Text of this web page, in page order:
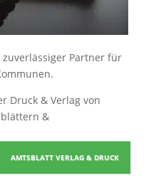
zuverlässiger Partner für
Druck & Verlag von
&
AMTSBLATT VERLAG & DRUCK